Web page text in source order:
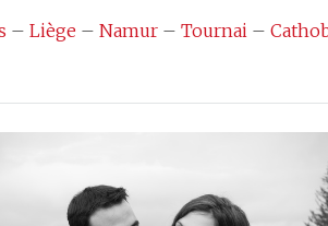
– Liège – Namur – Tournai –